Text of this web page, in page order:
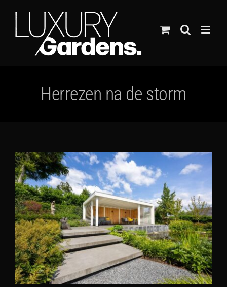
inhoud
Herrezen na de storm
Bekijk
grotere
afbeelding